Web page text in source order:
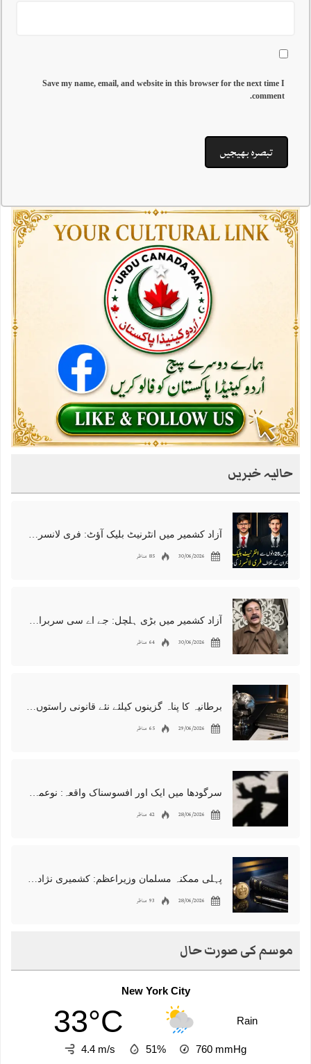
Save my name, email, and website in this browser for the next time I
comment.
حالیہ خبریں
آزاد کشمیر میں انٹرنیٹ بلیک آؤٹ: فری لانسرز کا معاشی قتل، احتجاج شروع
30/06/2026 85 مناظر
آزاد کشمیر میں بڑی ہلچل: جے اے سی سربراہ شوکت نواز میر کی گرفتاری، دھرنا جاری
30/06/2026 64 مناظر
برطانیہ کا پناہ گزینوں کیلئے نئے قانونی راستوں اور اسپانسر شپ نظام کا اعلان
29/06/2026 65 مناظر
سرگودھا میں ایک اور افسوسناک واقعہ: نوعمر لڑکے سے مبینہ زیادتی، مقدمہ درج
28/06/2026 42 مناظر
پہلی ممکنہ مسلمان وزیراعظم: کشمیری نژاد شبانہ محمود برطانیہ میں مقبول
28/06/2026 93 مناظر
موسم کی صورت حال
New York City
33°C Rain
4.4 m/s 51% 760 mmHg